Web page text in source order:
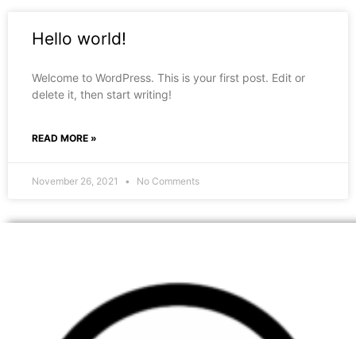
Hello world!
Welcome to WordPress. This is your first post. Edit or
delete it, then start writing!
READ MORE »
November 26, 2021 No Comments